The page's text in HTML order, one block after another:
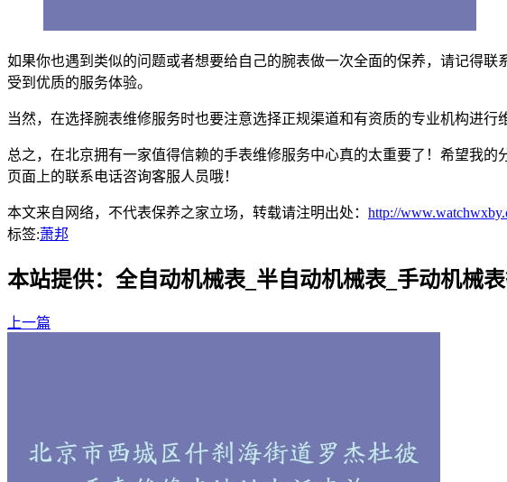
如果你也遇到类似的问题或者想要给自己的腕表做一次全面的保养，请记得
受到优质的服务体验。
当然，在选择腕表维修服务时也要注意选择正规渠道和有资质的专业机构进
总之，在北京拥有一家值得信赖的手表维修服务中心真的太重要了！希望我
页面上的联系电话咨询客服人员哦！
本文来自网络，不代表保养之家立场，转载请注明出处： http://
标签:萧邦
本站提供：全自动机械表_半自动机械表_手动机械
上一篇